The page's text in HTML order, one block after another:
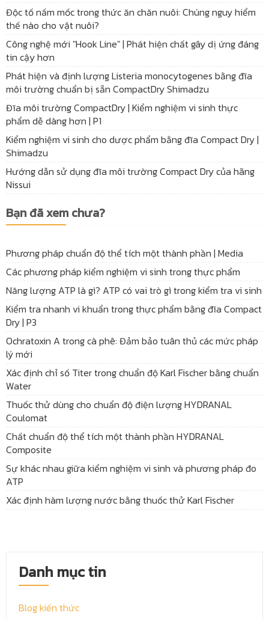
Độc tố nấm mốc trong thức ăn chăn nuôi: Chúng nguy hiểm
thế nào cho vật nuôi?
Công nghệ mới "Hook Line" | Phát hiện chất gây dị ứng đáng
tin cậy hơn
Phát hiện và định lượng Listeria monocytogenes bằng đĩa
môi trường chuẩn bị sẵn CompactDry Shimadzu
Đĩa môi trường CompactDry | Kiểm nghiệm vi sinh thực
phẩm dễ dàng hơn | P1
Kiểm nghiệm vi sinh cho dược phẩm bằng đĩa Compact Dry |
Shimadzu
Hướng dẫn sử dụng đĩa môi trường Compact Dry của hãng
Nissui
Bạn đã xem chưa?
Phương pháp chuẩn độ thể tích một thành phần | Media
Các phương pháp kiểm nghiệm vi sinh trong thực phẩm
Năng lượng ATP là gì? ATP có vai trò gì trong kiểm tra vi sinh
Kiểm tra nhanh vi khuẩn trong thực phẩm bằng đĩa Compact
Dry | P3
Ochratoxin A trong cà phê: Đảm bảo tuân thủ các mức pháp
lý mới
Xác định chỉ số Titer trong chuẩn độ Karl Fischer bằng chuẩn
Water
Thuốc thử dùng cho chuẩn độ điện lượng HYDRANAL
Coulomat
Chất chuẩn độ thể tích một thành phần HYDRANAL
Composite
Sự khác nhau giữa kiểm nghiệm vi sinh và phương pháp đo
ATP
Xác định hàm lượng nước bằng thuốc thử Karl Fischer
Danh mục tin
Blog kiến thức